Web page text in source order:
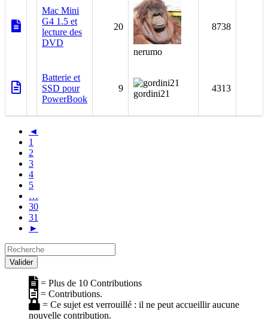
Mac Mini
G4 1.5 et
lecture des
DVD
20
nerumo
8738
Batterie et
SSD pour
PowerBook
9
gordini21
4313
◄
1
2
3
4
5
…
30
31
►
Recherche
Valider
= Plus de 10 Contributions
= Contributions.
= Ce sujet est verrouillé : il ne peut accueillir aucune
nouvelle contribution.